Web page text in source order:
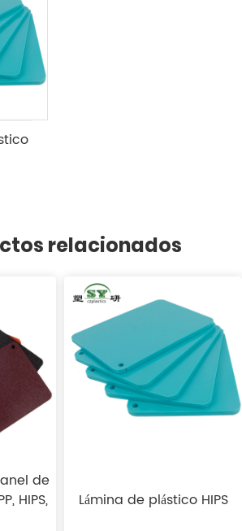
relacionados
de
HIPS,
Lámina de plástico HIPS